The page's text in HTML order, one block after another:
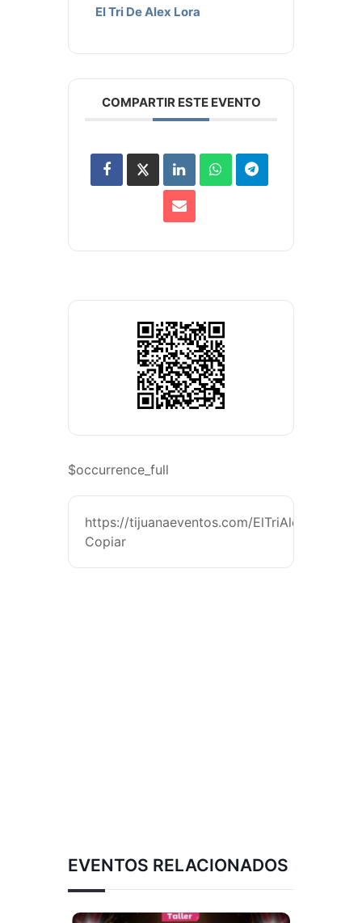
El Tri De Alex Lora
COMPARTIR ESTE EVENTO
$occurrence_full
https://tijuanaeventos.com/ElTriAlexLoraTj26
Copiar
EVENTOS RELACIONADOS